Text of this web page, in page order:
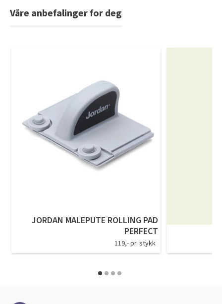
Våre anbefalinger for deg
JORDAN MALEPUTE ROLLING PAD
PERFECT
119,- pr. stykk